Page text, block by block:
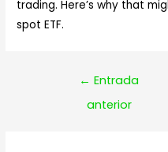
trading. Here’s why that
spot ETF.
Navegación
← Entrada
anterior